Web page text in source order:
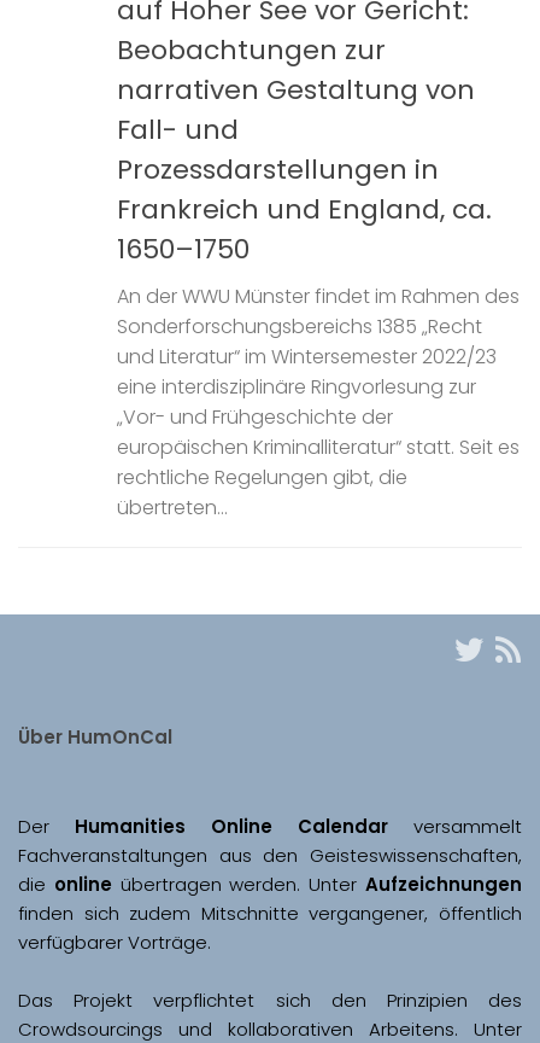
auf Hoher See vor Gericht:
Beobachtungen zur
narrativen Gestaltung von
Fall- und
Prozessdarstellungen in
Frankreich und England, ca.
1650–1750
An der WWU Münster findet im Rahmen des
Sonderforschungsbereichs 1385 „Recht
und Literatur“ im Wintersemester 2022/23
eine interdisziplinäre Ringvorlesung zur
„Vor- und Frühgeschichte der
europäischen Kriminalliteratur“ statt. Seit es
rechtliche Regelungen gibt, die
übertreten...
Über HumOnCal
Der Humanities Online Calendar versammelt
Fachveranstaltungen aus den Geisteswissenschaften,
die online übertragen werden. Unter Aufzeichnungen
finden sich zudem Mitschnitte vergangener, öffentlich
Das Projekt verpflichtet sich den Prinzipien des
Crowdsourcings und kollaborativen Arbeitens. Unter